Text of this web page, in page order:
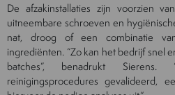
De afzakinstallaties zijn voorzien
uitneembare schroeven en
nat, droog of een combinatie
ingrediënten. “Zo kan het bedrijf snel
batches”, benadrukt Sierens.
reinigingsprocedures gevalideerd,